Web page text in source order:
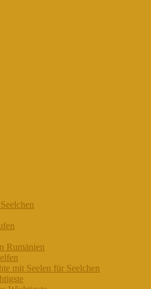
Rumänien
mit Seelen für Seelchen